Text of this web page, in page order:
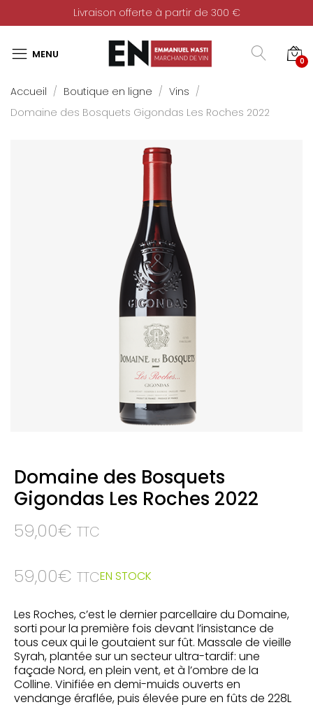
Livraison offerte à partir de 300 €
0
Accueil Boutique en ligne
Vins
Domaine des Bosquets Gigondas Les Roches 2022
Domaine des Bosquets
Gigondas Les Roches 2022
59,00€ TTC
59,00€ TTCEN STOCK
Les Roches, c’est le dernier parcellaire du Domaine,
sorti pour la première fois devant l’insistance de
tous ceux qui le goutaient sur fût. Massale de vieille
Syrah, plantée sur un secteur ultra-tardif: une
façade Nord, en plein vent, et à l’ombre de la
Colline. Vinifiée en demi-muids ouverts en
vendange éraflée, puis élevée pure en fûts de 228L